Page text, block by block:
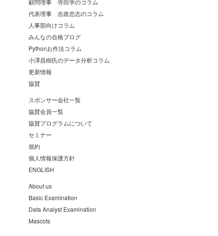
代表理事 吉政忠志のコラム
人事部向けコラム
みんなの合格ブログ
Pythonお作法コラム
小澤昌樹氏のデータ分析コラム
更新情報
協賛
スポンサー会社一覧
協賛会員一覧
協賛プログラムについて
セミナー
規約
個人情報保護方針
ENGLISH
About us
Basic Examination
Data Analyst Examination
Mascots